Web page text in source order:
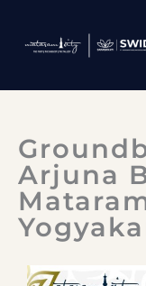
content
Arjuna